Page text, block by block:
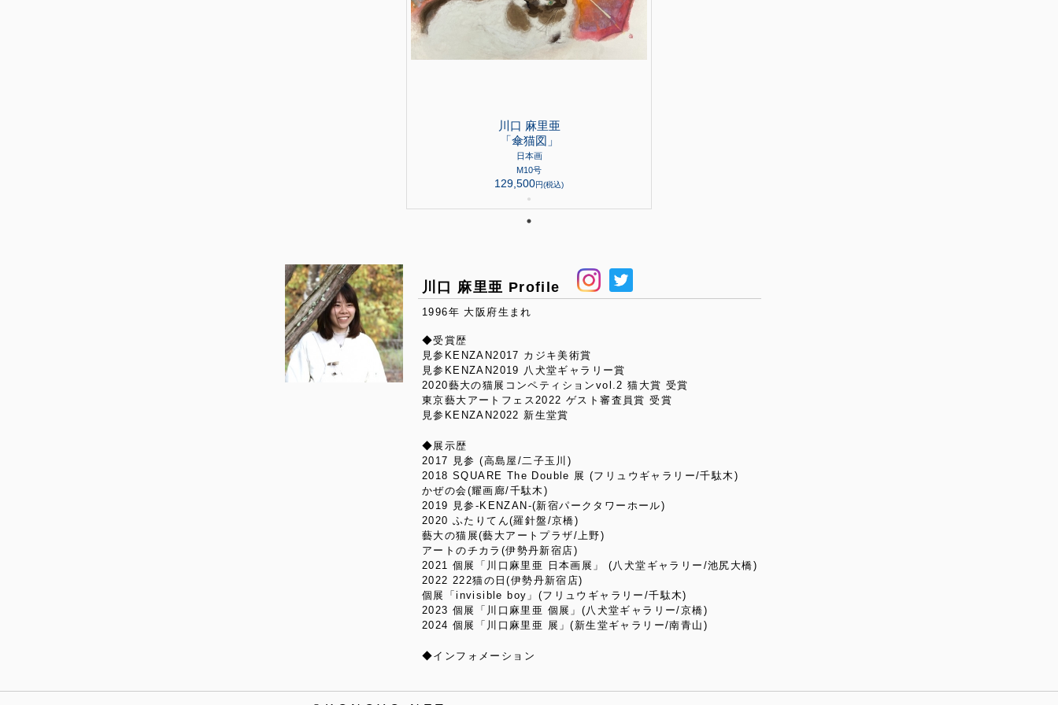
川口 麻里亜
「傘猫図」
日本画
M10号
129,500円(税込)
●
川口 麻里亜 Profile
1996年 大阪府生まれ
◆受賞歴
見参KENZAN2017 カジキ美術賞
見参KENZAN2019 八犬堂ギャラリー賞
2020藝大の猫展コンペティションvol.2 猫大賞 受賞
東京藝大アートフェス2022 ゲスト審査員賞 受賞
見参KENZAN2022 新生堂賞
◆展示歴
2017 見参 (高島屋/二子玉川)
2018 SQUARE The Double 展 (フリュウギャラリー/千駄木)
かぜの会(耀画廊/千駄木)
2019 見参-KENZAN-(新宿パークタワーホール)
2020 ふたりてん(羅針盤/京橋)
藝大の猫展(藝大アートプラザ/上野)
アートのチカラ(伊勢丹新宿店)
2021 個展「川口麻里亜 日本画展」 (八犬堂ギャラリー/池尻大橋)
2022 222猫の日(伊勢丹新宿店)
個展「invisible boy」(フリュウギャラリー/千駄木)
2023 個展「川口麻里亜 個展」(八犬堂ギャラリー/京橋)
2024 個展「川口麻里亜 展」(新生堂ギャラリー/南青山)
◆インフォメーション